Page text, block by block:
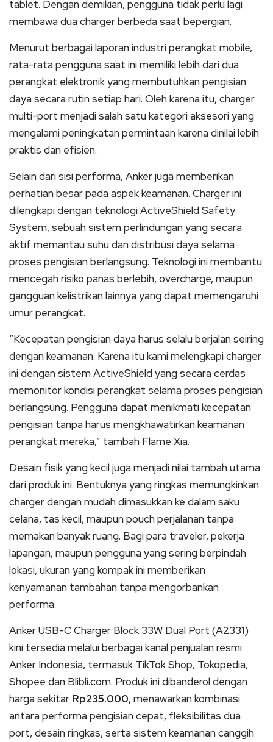
tablet. Dengan demikian, pengguna tidak perlu lagi
membawa dua charger berbeda saat bepergian.
Menurut berbagai laporan industri perangkat mobile,
rata-rata pengguna saat ini memiliki lebih dari dua
perangkat elektronik yang membutuhkan pengisian
daya secara rutin setiap hari. Oleh karena itu, charger
multi-port menjadi salah satu kategori aksesori yang
mengalami peningkatan permintaan karena dinilai lebih
praktis dan efisien.
Selain dari sisi performa, Anker juga memberikan
perhatian besar pada aspek keamanan. Charger ini
dilengkapi dengan teknologi ActiveShield Safety
System, sebuah sistem perlindungan yang secara
aktif memantau suhu dan distribusi daya selama
proses pengisian berlangsung. Teknologi ini membantu
mencegah risiko panas berlebih, overcharge, maupun
gangguan kelistrikan lainnya yang dapat memengaruhi
umur perangkat.
“Kecepatan pengisian daya harus selalu berjalan seiring
dengan keamanan. Karena itu kami melengkapi charger
ini dengan sistem ActiveShield yang secara cerdas
memonitor kondisi perangkat selama proses pengisian
berlangsung. Pengguna dapat menikmati kecepatan
pengisian tanpa harus mengkhawatirkan keamanan
perangkat mereka,” tambah Flame Xia.
Desain fisik yang kecil juga menjadi nilai tambah utama
dari produk ini. Bentuknya yang ringkas memungkinkan
charger dengan mudah dimasukkan ke dalam saku
celana, tas kecil, maupun pouch perjalanan tanpa
memakan banyak ruang. Bagi para traveler, pekerja
lapangan, maupun pengguna yang sering berpindah
lokasi, ukuran yang kompak ini memberikan
kenyamanan tambahan tanpa mengorbankan
performa.
Anker USB-C Charger Block 33W Dual Port (A2331)
kini tersedia melalui berbagai kanal penjualan resmi
Anker Indonesia, termasuk TikTok Shop, Tokopedia,
Shopee dan Blibli.com. Produk ini dibanderol dengan
harga sekitar Rp235.000, menawarkan kombinasi
antara performa pengisian cepat, fleksibilitas dua
port, desain ringkas, serta sistem keamanan canggih